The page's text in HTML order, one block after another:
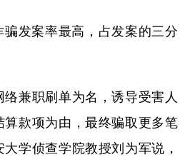
案率最高，占发案的三分
兼职刷单为名，诱导受害人
款项为由，最终骗取更多笔
学侦查学院教授刘为军说，